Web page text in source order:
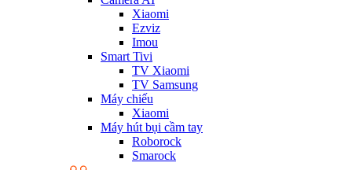
Xiaomi
Ezviz
Imou
Smart Tivi
TV Xiaomi
TV Samsung
Máy chiếu
Xiaomi
Máy hút bụi cầm tay
Roborock
Smarock